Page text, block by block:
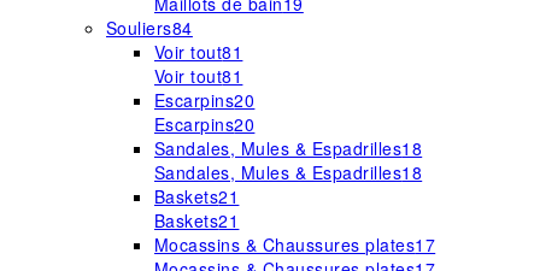
Souliers84
Voir tout81
Voir tout81
Escarpins20
Escarpins20
Sandales, Mules & Espadrilles18
Sandales, Mules & Espadrilles18
Baskets21
Baskets21
Mocassins & Chaussures plates17